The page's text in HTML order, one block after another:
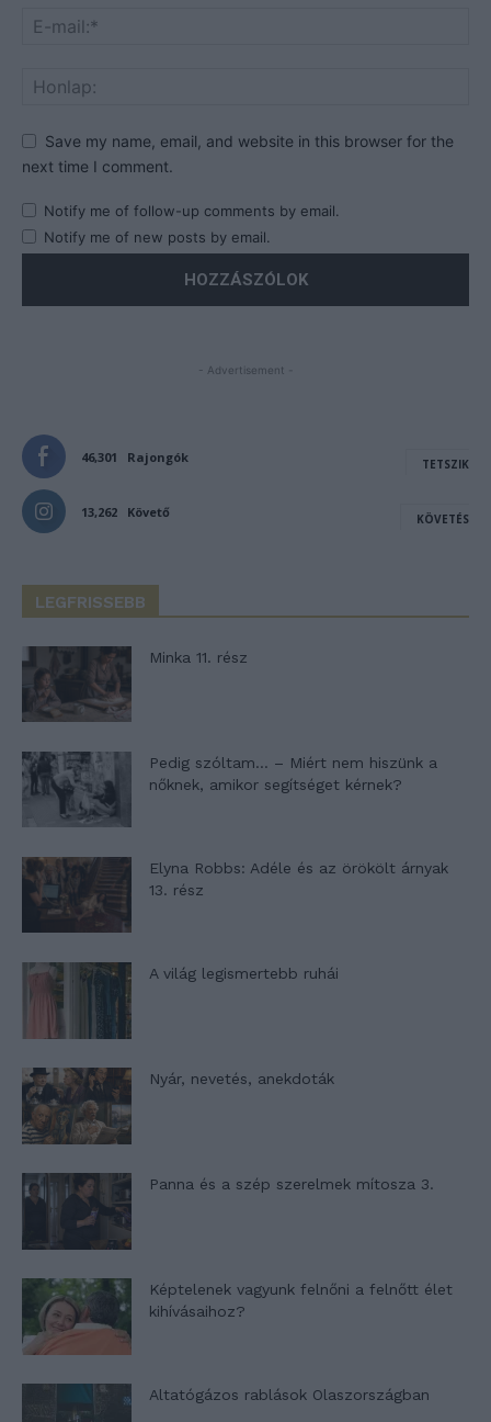
Save my name, email, and website in this browser for the
next time I comment.
Notify me of follow-up comments by email.
Notify me of new posts by email.
- Advertisement -
46,301 Rajongók TETSZIK
13,262 Követő KÖVETÉS
LEGFRISSEBB
Minka 11. rész
Pedig szóltam… – Miért nem hiszünk a
nőknek, amikor segítséget kérnek?
Elyna Robbs: Adéle és az örökölt árnyak
13. rész
A világ legismertebb ruhái
Nyár, nevetés, anekdoták
Panna és a szép szerelmek mítosza 3.
Képtelenek vagyunk felnőni a felnőtt élet
kihívásaihoz?
Altatógázos rablások Olaszországban